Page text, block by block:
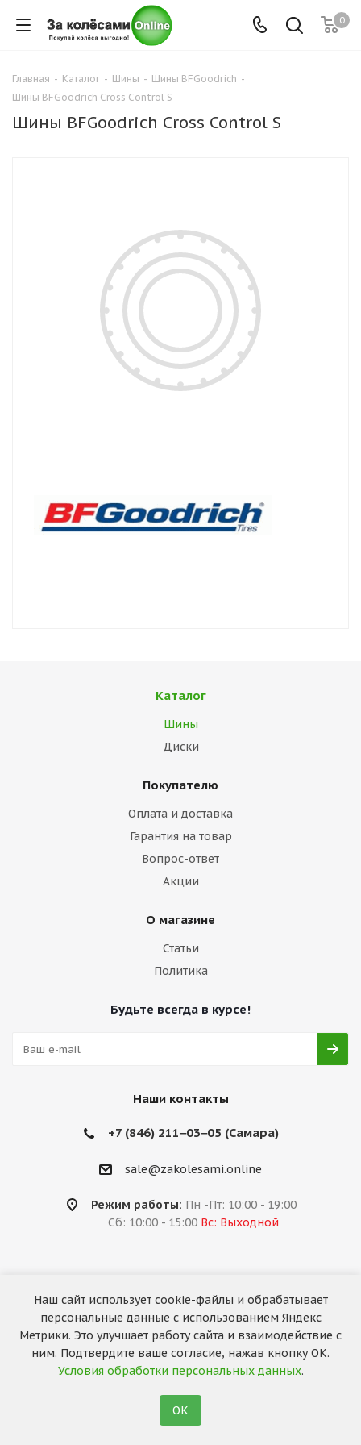
0
Главная - Каталог - Шины - Шины BFGoodrich -
Шины BFGoodrich Cross Control S
Шины BFGoodrich Cross Control S
Каталог
Шины
Диски
Покупателю
Оплата и доставка
Гарантия на товар
Вопрос-ответ
Акции
О магазине
Статьи
Политика
Будьте всегда в курсе!
Наши контакты
+7 (846) 211‒03‒05 (Самара)
sale@zakolesami.online
Режим работы: Пн -Пт: 10:00 - 19:00
Сб: 10:00 - 15:00 Вс: Выходной
2026 © «За колёсами.Online»
Запуск сайта —RuMaster
Наш сайт использует cookie-файлы и обрабатывает
персональные данные с использованием Яндекс
Метрики. Это улучшает работу сайта и взаимодействие с
ним. Подтвердите ваше согласие, нажав кнопку ОК.
Условия обработки персональных данных.
ОК